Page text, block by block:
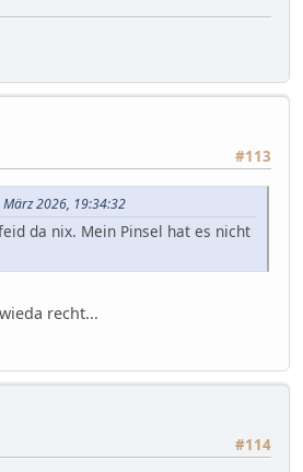
#113
2026, 19:34:32
da nix. Mein Pinsel hat es nicht
recht...
#114